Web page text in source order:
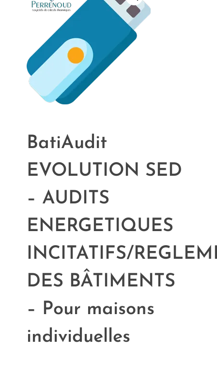
BatiAudit
EVOLUTION SED
– AUDITS
ENERGETIQUES
INCITATIFS/
DES BÂTIMENTS
– Pour maisons
individuelles